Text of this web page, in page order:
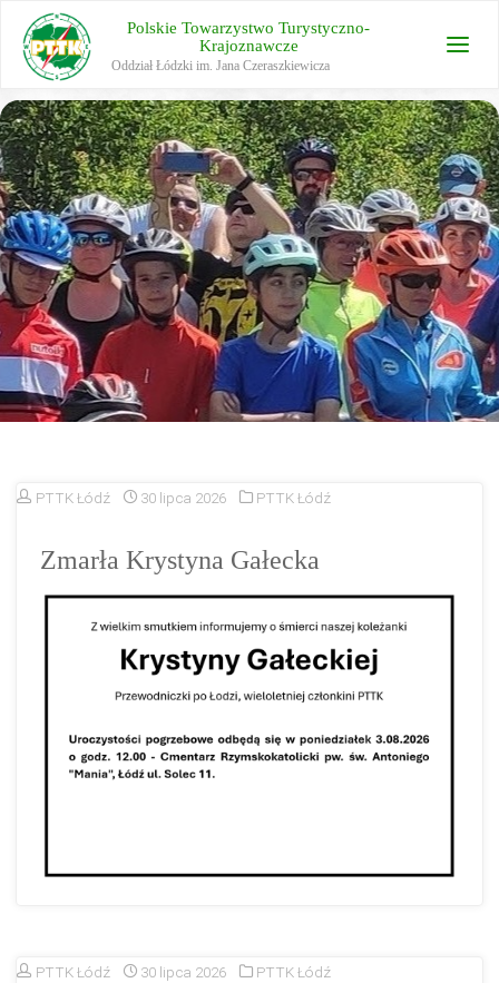
Polskie Towarzystwo Turystyczno-
Krajoznawcze
Oddział Łódzki im. Jana Czeraszkiewicza
PTTK Łódź 30 lipca 2026 PTTK Łódź
Zmarła Krystyna Gałecka
PTTK Łódź 30 lipca 2026 PTTK Łódź